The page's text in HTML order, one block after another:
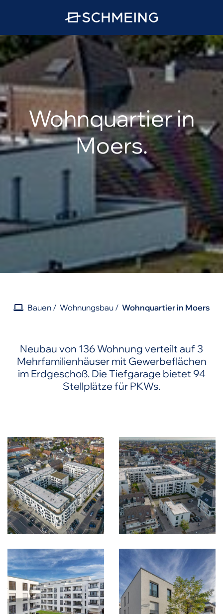
Wohnquartier in
Moers.
Bauen Wohnungsbau Wohnquartier in Moers
Neubau von 136 Wohnung verteilt auf 3
Mehrfamilienhäuser mit Gewerbeflächen
im Erdgeschoß. Die Tiefgarage bietet 94
Stellplätze für PKWs.